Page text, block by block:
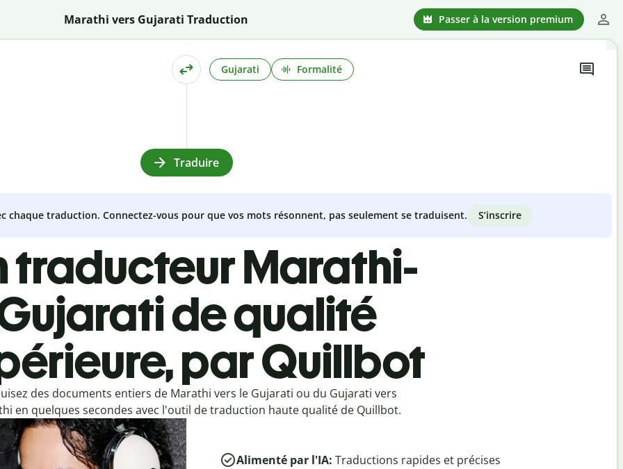
Marathi vers Gujarati Traduction Passer à la version premium
Gujarati Formalité
Traduire
chaque traduction. Connectez-vous pour que vos mots résonnent, pas seulement se traduisent. S’inscrire
traducteur Marathi-
de qualité
par Quillbot
des documents entiers de Marathi vers le Gujarati ou du Gujarati vers
en quelques secondes avec l'outil de traduction haute qualité de Quillbot.
Alimenté par l'IA: Traductions rapides et précises